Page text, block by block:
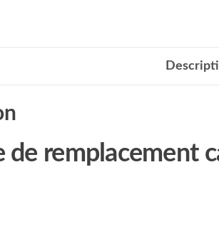
de remplacement